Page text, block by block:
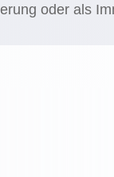
oder als